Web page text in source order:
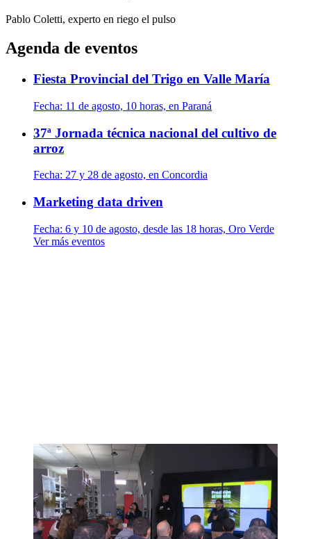
Pablo Coletti, experto en riego el pulso
Agenda de eventos
Fiesta Provincial del Trigo en Valle María
Fecha: 11 de agosto, 10 horas, en Paraná
37ª Jornada técnica nacional del cultivo de
arroz
Fecha: 27 y 28 de agosto, en Concordia
Marketing data driven
Fecha: 6 y 10 de agosto, desde las 18 horas, Oro Verde
Ver más eventos